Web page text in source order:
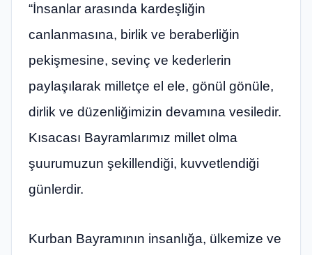
“İnsanlar arasında kardeşliğin
canlanmasına, birlik ve beraberliğin
pekişmesine, sevinç ve kederlerin
paylaşılarak milletçe el ele, gönül gönüle,
dirlik ve düzenliğimizin devamına vesiledir.
Kısacası Bayramlarımız millet olma
şuurumuzun şekillendiği, kuvvetlendiği
günlerdir.
Kurban Bayramının insanlığa, ülkemize ve